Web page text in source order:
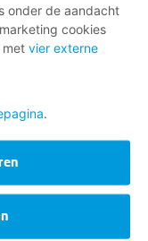
onder de aandacht
cookies
met vier externe
.